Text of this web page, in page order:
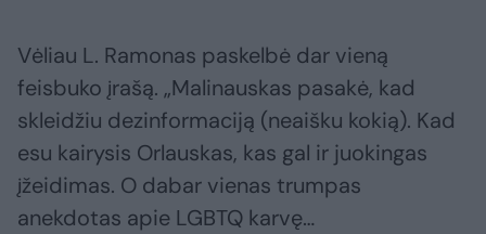
Vėliau L. Ramonas paskelbė dar vieną
feisbuko įrašą. „Malinauskas pasakė, kad
skleidžiu dezinformaciją (neaišku kokią). Kad
esu kairysis Orlauskas, kas gal ir juokingas
įžeidimas. O dabar vienas trumpas
anekdotas apie LGBTQ karvę…